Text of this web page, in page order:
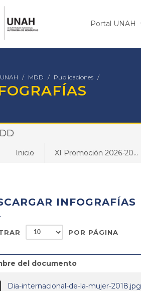
Portal UNAH
MDD Publicaciones
Inicio XI Promoción 2026-20...
INFOGRAFÍAS
POR PÁGINA
del documento
Dia-internacional-de-la-mujer-2018.jpg